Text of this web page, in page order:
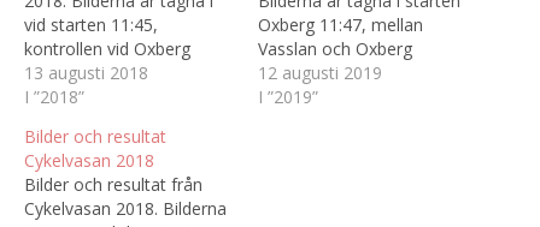
vid starten 11:45,
kontrollen vid Oxberg
12:18, strax efter Hökberg
13:02 samt Mora 13:43
13 augusti 2018
I ”2018”
Oxberg 11:47, mellan
Vasslan och Oxberg
Björnarvet 12:09 - 12:40,
strax efter
12 augusti 2019
I ”2019”
Bilder och resultat
Cykelvasan 2018
Bilder och resultat från
Cykelvasan 2018. Bilderna